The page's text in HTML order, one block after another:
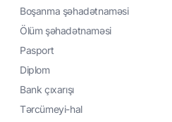
Boşanma şəhadətnaməsi
Ölüm şəhadətnaməsi
Pasport
Diplom
Bank çıxarışı
Tərcümeyi-hal